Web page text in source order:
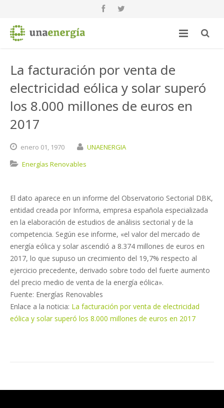
La facturación por venta de
electricidad eólica y solar superó
los 8.000 millones de euros en
2017
enero 01, 1970
UNAENERGIA
Energías Renovables
El dato aparece en un informe del Observatorio Sectorial DBK,
entidad creada por Informa, empresa española especializada
en la elaboración de estudios de análisis sectorial y de la
competencia. Según ese informe, «el valor del mercado de
energía eólica y solar ascendió a 8.374 millones de euros en
2017, lo que supuso un crecimiento del 19,7% respecto al
ejercicio precedente, derivado sobre todo del fuerte aumento
del precio medio de venta de la energía eólica».
Fuente: Energías Renovables
Enlace a la noticia: La facturación por venta de electricidad
eólica y solar superó los 8.000 millones de euros en 2017